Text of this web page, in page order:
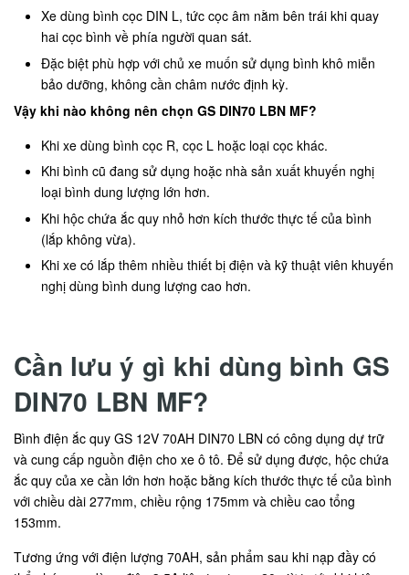
Xe dùng bình cọc DIN L, tức cọc âm nằm bên trái khi quay
hai cọc bình về phía người quan sát.
Đặc biệt phù hợp với chủ xe muốn sử dụng bình khô miễn
bảo dưỡng, không cần châm nước định kỳ.
Vậy khi nào không nên chọn GS DIN70 LBN MF?
Khi xe dùng bình cọc R, cọc L hoặc loại cọc khác.
Khi bình cũ đang sử dụng hoặc nhà sản xuất khuyến nghị
loại bình dung lượng lớn hơn.
Khi hộc chứa ắc quy nhỏ hơn kích thước thực tế của bình
(lắp không vừa).
Khi xe có lắp thêm nhiều thiết bị điện và kỹ thuật viên khuyến
nghị dùng bình dung lượng cao hơn.
Cần lưu ý gì khi dùng bình GS
DIN70 LBN MF?
Bình điện ắc quy GS 12V 70AH DIN70 LBN có công dụng dự trữ
và cung cấp nguồn điện cho xe ô tô. Để sử dụng được, hộc chứa
ắc quy của xe cần lớn hơn hoặc bằng kích thước thực tế của bình
với chiều dài 277mm, chiều rộng 175mm và chiều cao tổng
153mm.
Tương ứng với điện lượng 70AH, sản phẩm sau khi nạp đầy có